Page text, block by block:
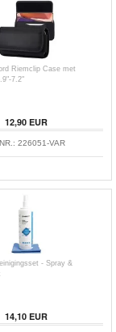
Riemclip Case met
7.2"
12,90EUR
226051-VAR
- Spray &
14,10EUR